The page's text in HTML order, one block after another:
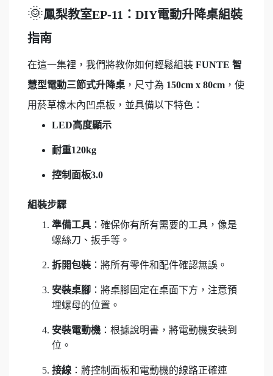
🌞鳳梨教室EP-11：DIY電動升降桌組裝
指南
在這一集裡，我們將教你如何輕鬆組裝 FUNTE 智
慧型電動三節式升降桌 ，尺寸為 150cm x 80cm ，使
用菸草橡木內凹桌板，並具備以下特色：
LED高度顯示
耐重120kg
控制面板3.0
組裝步驟
準備工具 ：確保你有所有需要的工具，像是
螺絲刀、扳手等。
拆開包裝 ：將所有零件和配件確認無誤。
安裝桌腳 ：將桌腳固定在桌面下方，注意預
埋螺母的位置。
安裝電動機 ：根據說明書，將電動機安裝到
位。
接線 ：將控制面板和電動機的線路正確連